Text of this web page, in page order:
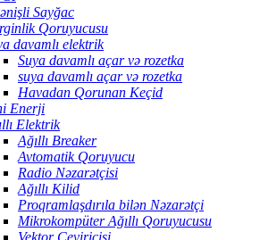
Sayğac
Qoruyucusu
davamlı elektrik
Suya davamlı açar və rozetka
suya davamlı açar və rozetka
Havadan Qorunan Keçid
Enerji
Elektrik
Ağıllı Breaker
Avtomatik Qoruyucu
Radio Nəzarətçisi
Ağıllı Kilid
Proqramlaşdırıla bilən Nəzarətçi
Mikrokompüter Ağıllı Qoruyucusu
Vektor Çeviricisi